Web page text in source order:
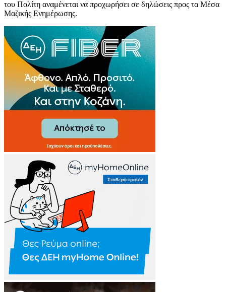
του Πολίτη αναμένεται να προχωρήσει σε δηλώσεις προς τα Μέσα
Μαζικής Ενημέρωσης.